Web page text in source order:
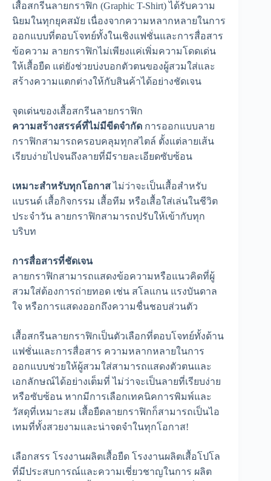
เสื้อสกรีนลายกราฟิก (Graphic T-Shirt) ได้รับความ
นิยมในทุกยุคสมัย เนื่องจากความหลากหลายในการ
ออกแบบที่ตอบโจทย์ทั้งในเชิงแฟชั่นและการสื่อสาร
ข้อความ ลายกราฟิกไม่เพียงแค่เพิ่มความโดดเด่น
ให้เสื้อยืด แต่ยังช่วยบ่งบอกตัวตนของผู้สวมใส่และ
สร้างความแตกต่างให้กับสินค้าได้อย่างชัดเจน
จุดเด่นของเสื้อสกรีนลายกราฟิก
ความสร้างสรรค์ที่ไม่มีขีดจำกัด การออกแบบลาย
กราฟิกสามารถครอบคลุมทุกสไตล์ ตั้งแต่ลายเส้น
เรียบง่ายไปจนถึงลายที่มีรายละเอียดซับซ้อน
เหมาะสำหรับทุกโอกาสไม่ว่าจะเป็นเสื้อสำหรับ
แบรนด์ เสื้อกิจกรรม เสื้อทีม หรือเสื้อใส่เล่นในชีวิต
ประจำวัน ลายกราฟิกสามารถปรับให้เข้ากับทุก
บริบท
การสื่อสารที่ชัดเจน
ลายกราฟิกสามารถแสดงข้อความหรือแนวคิดที่ผู้
สวมใส่ต้องการถ่ายทอด เช่น สโลแกน แรงบันดาล
ใจ หรือการแสดงออกถึงความชื่นชอบส่วนตัว
เสื้อสกรีนลายกราฟิกเป็นตัวเลือกที่ตอบโจทย์ทั้งด้าน
แฟชั่นและการสื่อสาร ความหลากหลายในการ
ออกแบบช่วยให้ผู้สวมใส่สามารถแสดงตัวตนและ
เอกลักษณ์ได้อย่างเต็มที่ ไม่ว่าจะเป็นลายที่เรียบง่าย
หรือซับซ้อน หากมีการเลือกเทคนิคการพิมพ์และ
วัสดุที่เหมาะสม เสื้อยืดลายกราฟิกก็สามารถเป็นไอ
เทมที่ทั้งสวยงามและน่าจดจำในทุกโอกาส!
เลือกสรร โรงงานผลิตเสื้อยืด โรงงานผลิตเสื้อโปโล
ที่มีประสบการณ์และความเชี่ยวชาญในการ ผลิต